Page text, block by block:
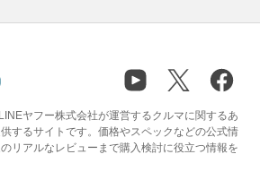
ヤフー株式会社が運営するクルマに関するあ
するサイトです。価格やスペックなどの公式情
リアルなレビューまで購入検討に役立つ情報を